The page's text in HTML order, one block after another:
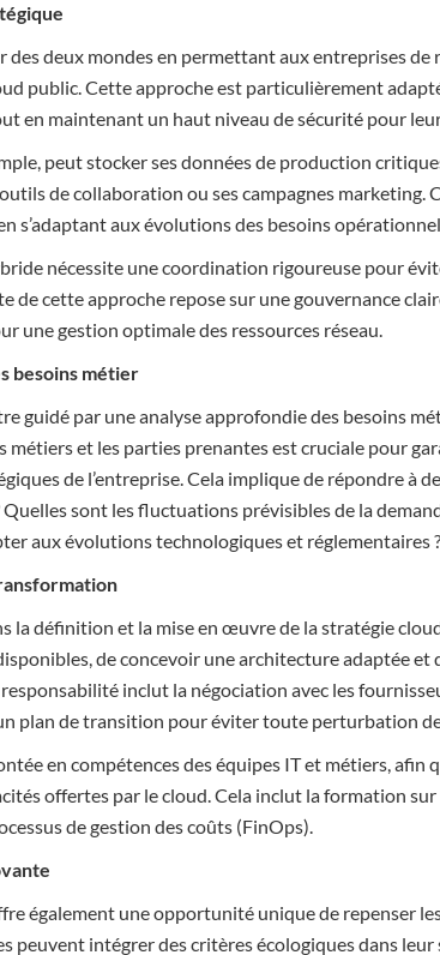
des deux mondes en permettant aux entreprises de
public. Cette approche est particulièrement
en maintenant un haut niveau de sécurité pour
peut stocker ses données de production
de collaboration ou ses campagnes
s’adaptant aux évolutions des besoins
nécessite une coordination rigoureuse pour
de cette approche repose sur une gouvernance
une gestion optimale des ressources réseau.
besoins métier
guidé par une analyse approfondie des besoins
métiers et les parties prenantes est cruciale pour
de l’entreprise. Cela implique de répondre à
sont les fluctuations prévisibles de la
aux évolutions technologiques et réglementaires ?
la définition et la mise en œuvre de la stratégie
de concevoir une architecture adaptée et
inclut la négociation avec les
plan de transition pour éviter toute perturbation
en compétences des équipes IT et métiers, afin
offertes par le cloud. Cela inclut la formation
de gestion des coûts (FinOps).
également une opportunité unique de repenser
peuvent intégrer des critères écologiques dans